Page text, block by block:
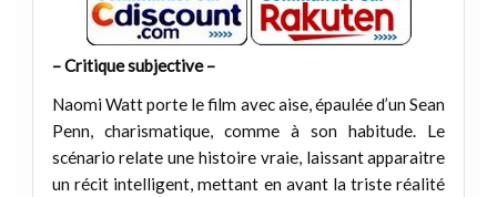
– Critique subjective –
Naomi Watt porte le film avec aise, épaulée d’un Sean
Penn, charismatique, comme à son habitude. Le
scénario relate une histoire vraie, laissant apparaitre
un récit intelligent, mettant en avant la triste réalité